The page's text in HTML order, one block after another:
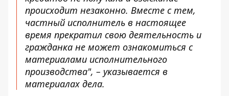
происходит незаконно. Вместе с тем,
частный исполнитель в настоящее
время прекратил свою деятельность и
гражданка не может ознакомиться с
материалами исполнительного
производства", – указывается в
материалах дела.